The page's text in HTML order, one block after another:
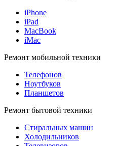
iPhone
iPad
MacBook
iMac
Ремонт мобильной техники
Телефонов
Ноутбуков
Планшетов
Ремонт бытовой техники
Стиральных машин
Холодильников